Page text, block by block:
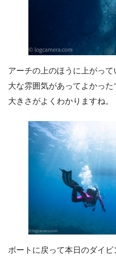
アーチの上のほうに上がっ
大な雰囲気があってよかっ
大きさがよくわかりますね。
ボートに戻って本日のダイビ